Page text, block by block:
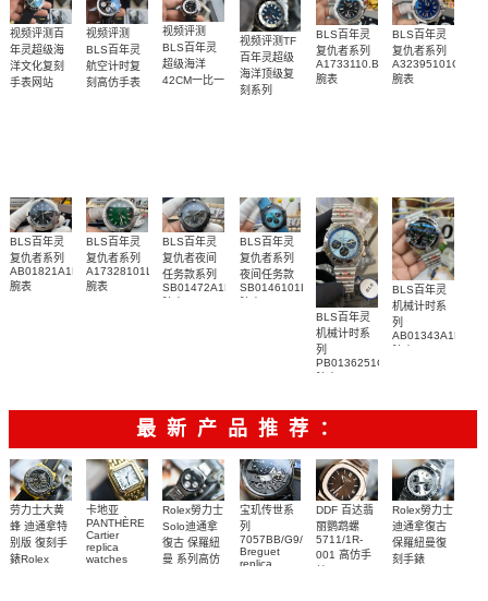
视频评测百
年灵超级海
洋文化复刻
手表网站
视频评测
BLS百年灵
航空计时复
刻高仿手表
AB012012.BB01.435X.A20BA.1
视频评测
BLS百年灵
超级海洋
42CM一比一
视频评测TF
百年灵超级
海洋顶级复
刻系列
BLS百年灵
复仇者系列
A1733110.BC30.169A
腕表
BLS百年灵
复仇者系列
A32395101C1X1
腕表
BLS百年灵
复仇者系列
AB01821A1B1X1
腕表
BLS百年灵
复仇者系列
A17328101L1X1
腕表
BLS百年灵
复仇者夜间
任务款系列
SB01472A1B1X1
BLS百年灵
复仇者系列
夜间任务款
SB0146101L1X1
BLS百年灵
机械计时系
列
PB0136251C1S1
BLS百年灵
机械计时系
列
AB01343A1L1A1
最新产品推荐：
劳力士大黄
蜂 迪通拿特
别版 復刻手
錶Rolex
卡地亚
PANTHÈRE
Cartier
replica
watches
Rolex勞力士
Solo迪通拿
復古 保羅紐
曼 系列高仿
宝玑传世系
列
7057BB/G9/9W6
Breguet
replica
DDF 百达翡
丽鹦鹉螺
5711/1R-
001 高仿手
Rolex勞力士
迪通拿復古
保羅紐曼復
刻手錶